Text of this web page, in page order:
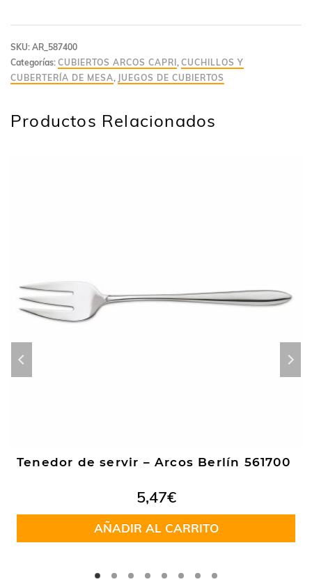
SKU: AR_587400
Categorías: CUBIERTOS ARCOS CAPRI , CUCHILLOS Y
CUBERTERÍA DE MESA, JUEGOS DE CUBIERTOS
Productos Relacionados
Tenedor de servir – Arcos Berlín 561700
5,47€
AÑADIR AL CARRITO